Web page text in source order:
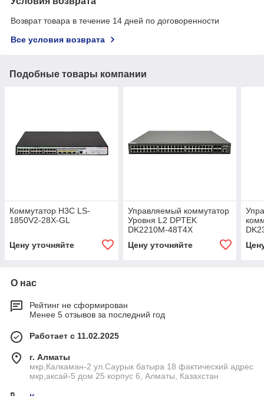
Возврат товара в течение 14 дней по договоренности
Все условия возврата
Подобные товары компании
Коммутатор H3C LS-
1850V2-28X-GL
Цену уточняйте
Управляемый коммутатор
Уровня L2 DPTEK
DK2210M-48T4X
Цену уточняйте
О нас
Рейтинг не сформирован
Менее 5 отзывов за последний год
Работает с 11.02.2025
г. Алматы
мкр,Калкаман-2 ул.Саурык батыра 18 фактический адрес
мкр,аксай-5 дом 25 корпус 6, Алматы, Казахстан